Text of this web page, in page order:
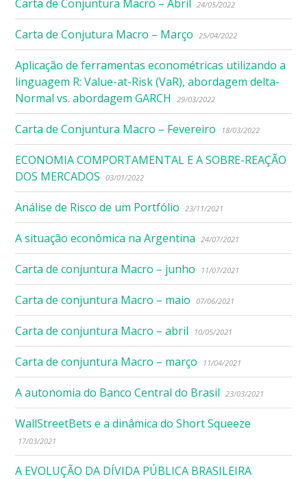
Carta de Conjuntura Macro – Abril 24/05/2022
Carta de Conjutura Macro – Março 25/04/2022
Aplicação de ferramentas econométricas utilizando a
linguagem R: Value-at-Risk (VaR), abordagem delta-
Normal vs. abordagem GARCH
29/03/2022
Carta de Conjuntura Macro – Fevereiro 18/03/2022
ECONOMIA COMPORTAMENTAL E A SOBRE-REAÇÃO
DOS MERCADOS
03/01/2022
Análise de Risco de um Portfólio 23/11/2021
A situação econômica na Argentina 24/07/2021
Carta de conjuntura Macro – junho 11/07/2021
Carta de conjuntura Macro – maio 07/06/2021
Carta de conjuntura Macro – abril 10/05/2021
Carta de conjuntura Macro – março 11/04/2021
A autonomia do Banco Central do Brasil 23/03/2021
WallStreetBets e a dinâmica do Short Squeeze
17/03/2021
A EVOLUÇÃO DA DÍVIDA PÚBLICA BRASILEIRA